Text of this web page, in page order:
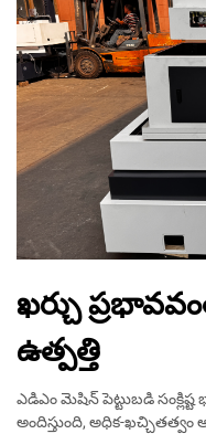
ఖర్చు
ఉత్పత్తి
ఎడిఎం మెషిన్ పెట్టుబడి
అందిస్తుంది, అధిక-